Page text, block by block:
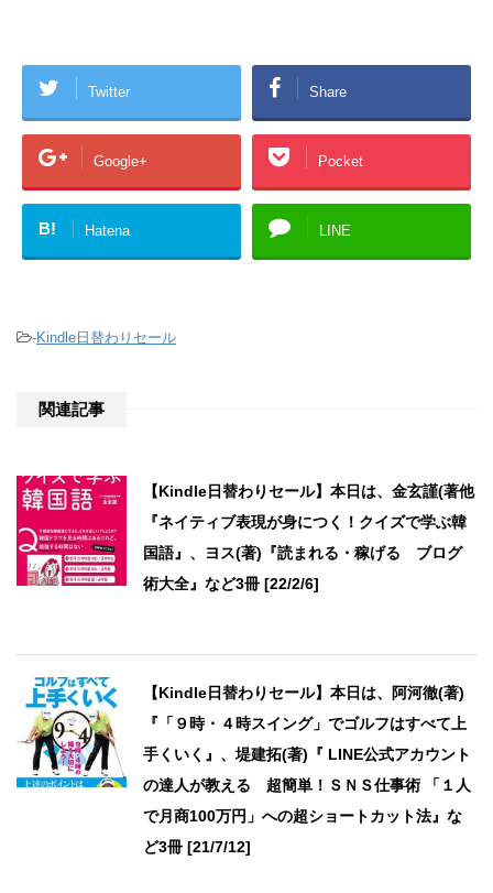
Twitter Share
Google+ Pocket
B! Hatena LINE
-Kindle日替わりセール
関連記事
【Kindle日替わりセール】本日は、金玄謹(著他
『ネイティブ表現が身につく！クイズで学ぶ韓
国語』、ヨス(著)『読まれる・稼げる ブログ
術大全』など3冊 [22/2/6]
【Kindle日替わりセール】本日は、阿河徹(著)
『「９時・４時スイング」でゴルフはすべて上
手くいく』、堤建拓(著)『 LINE公式アカウント
の達人が教える 超簡単！ＳＮＳ仕事術 「１人
で月商100万円」への超ショートカット法』な
ど3冊 [21/7/12]